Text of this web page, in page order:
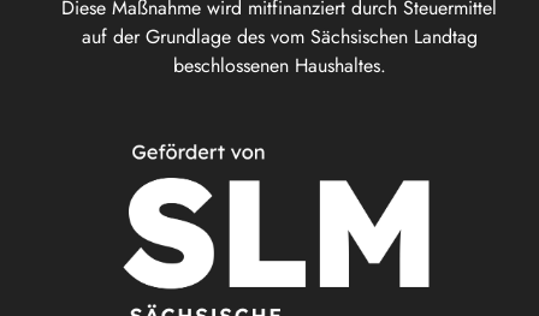
Diese Maßnahme wird mitfinanziert durch Steuermittel
auf der Grundlage des vom Sächsischen Landtag
beschlossenen Haushaltes.